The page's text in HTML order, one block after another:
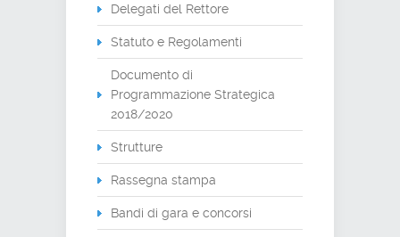
Delegati del Rettore
Statuto e Regolamenti
Documento di
Programmazione Strategica
2018/2020
Strutture
Rassegna stampa
Bandi di gara e concorsi